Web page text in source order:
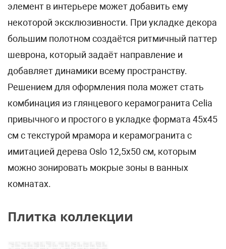
элемент в интерьере может добавить ему
некоторой эксклюзивности. При укладке декора
большим полотном создаётся ритмичный паттер
шеврона, который задаёт направление и
добавляет динамики всему пространству.
Решением для оформления пола может стать
комбинация из глянцевого керамогранита Celia
привычного и простого в укладке формата 45х45
см с текстурой мрамора и керамогранита с
имитацией дерева Oslo 12,5х50 см, которым
можно зонировать мокрые зоны в ванных
комнатах.
Плитка коллекции